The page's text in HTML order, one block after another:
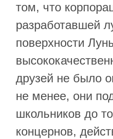
том, что
разработавшей
поверхности
друзей не было
не менее, они
школьников до
концернов,